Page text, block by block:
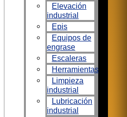
Elevación
industrial
Epis
Equipos de
engrase
Escaleras
Herramientas
Limpieza
industrial
Lubricación
industrial